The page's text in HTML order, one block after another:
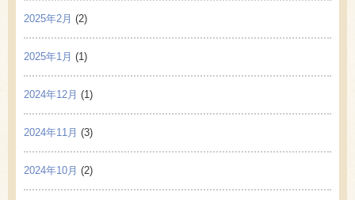
2025年2月 (2)
2025年1月 (1)
2024年12月 (1)
2024年11月 (3)
2024年10月 (2)